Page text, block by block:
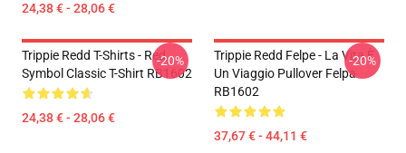
24,38 € - 28,06 €
Trippie Redd T-Shirts - Red
Symbol Classic T-Shirt RB1602
24,38 € - 28,06 €
-20%
Trippie Redd Felpe - La Vita È
Un Viaggio Pullover Felpa
RB1602
37,67 € - 44,11 €
-20%